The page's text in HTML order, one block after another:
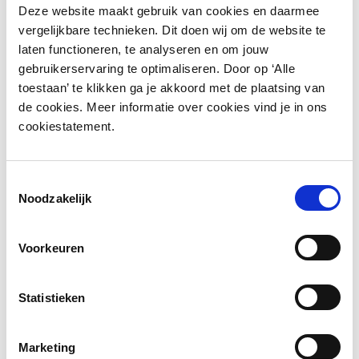
Deze website maakt gebruik van cookies en daarmee
vergelijkbare technieken. Dit doen wij om de website te
laten functioneren, te analyseren en om jouw
gebruikerservaring te optimaliseren. Door op ‘Alle
toestaan’ te klikken ga je akkoord met de plaatsing van
de cookies. Meer informatie over cookies vind je in ons
cookiestatement.
Noodzakelijk
Voorkeuren
Statistieken
Marketing
u op lange termijn kosten bespaart. Daarnaast
biedt het nog veel meer voordelen, waar we
graag meer over vertellen.
Smart lockers op kantoor bieden veel meer dan
medewerkers de vrijheid om overal te kunnen